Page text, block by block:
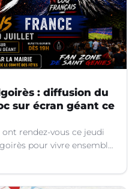
: diffusion du
sur écran géant ce
rendez-vous ce jeudi
pour vivre ensemble
du Monde 2026.